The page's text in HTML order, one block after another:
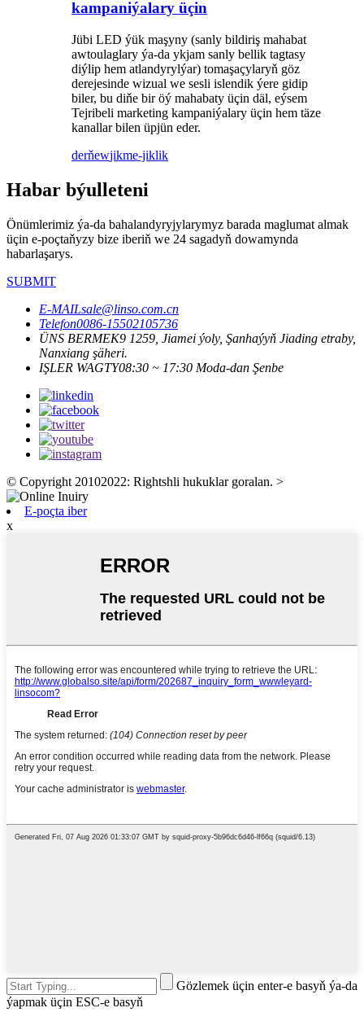
kampaniýalary üçin
Jübi LED ýük maşyny (sanly bildiriş mahabat
awtoulaglary ýa-da ykjam sanly bellik tagtasy
diýlip hem atlandyrylýar) tomaşaçylaryň göz
derejesinde wizual we sesli islendik ýere gidip
biler, bu diňe bir öý mahabaty üçin däl, eýsem
Tejribeli marketing kampaniýalary üçin hem täze
kanallar bilen üpjün eder.
derňewjikme-jiklik
Habar býulleteni
Önümlerimiz ýa-da bahalandyryjylarymyz barada maglumat almak
üçin e-poçtaňyzy bize iberiň we 24 sagadyň dowamynda
habarlaşarys.
SUBMIT
E-MAILsale@linso.com.cn
Telefon0086-15502105736
ÜNS BERMEK9 1259, Jiamei ýoly, Şanhaýyň Jiading etraby,
Nanxiang şäheri.
IŞLER WAGTY08:30 ~ 17:30 Moda-dan Şenbe
© Copyright 20102022: Rightshli hukuklar goralan. >
E-poçta iber
x
Gözlemek üçin enter-e basyň ýa-da
ýapmak üçin ESC-e basyň